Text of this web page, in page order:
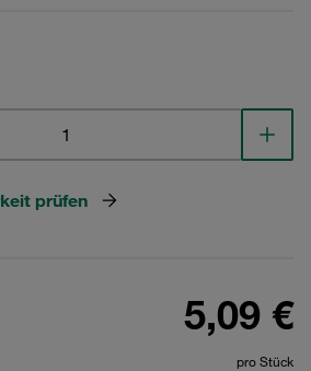
prüfen
5,09 €
pro Stück